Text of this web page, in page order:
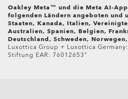
Oakley Meta™ und die Meta AI-
folgenden Ländern angeboten und
Staaten, Kanada, Italien,
Australien, Spanien, Belgien,
Deutschland, Schweden,
Luxottica Group + Luxottica
Stiftung EAR: 76012653"